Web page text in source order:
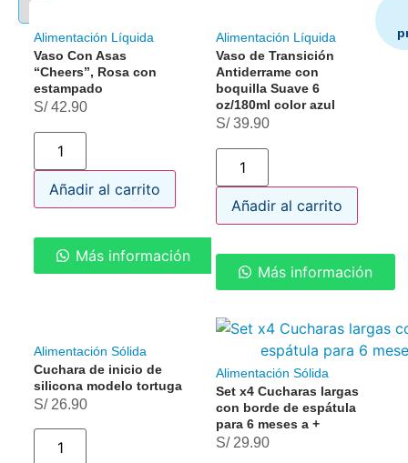
Alimentación Líquida
Vaso Con Asas
“Cheers”, Rosa con
estampado
S/42.90
Añadir al carrito
Más información
Alimentación Líquida
Vaso de Transición
Antiderrame con
boquilla Suave 6
oz/180ml color azul
S/39.90
Añadir al carrito
Más información
Alimentación Sólida
Cuchara de inicio de
silicona modelo tortuga
S/26.90
Alimentación Sólida
Set x4 Cucharas largas
con borde de espátula
para 6 meses a +
S/29.90